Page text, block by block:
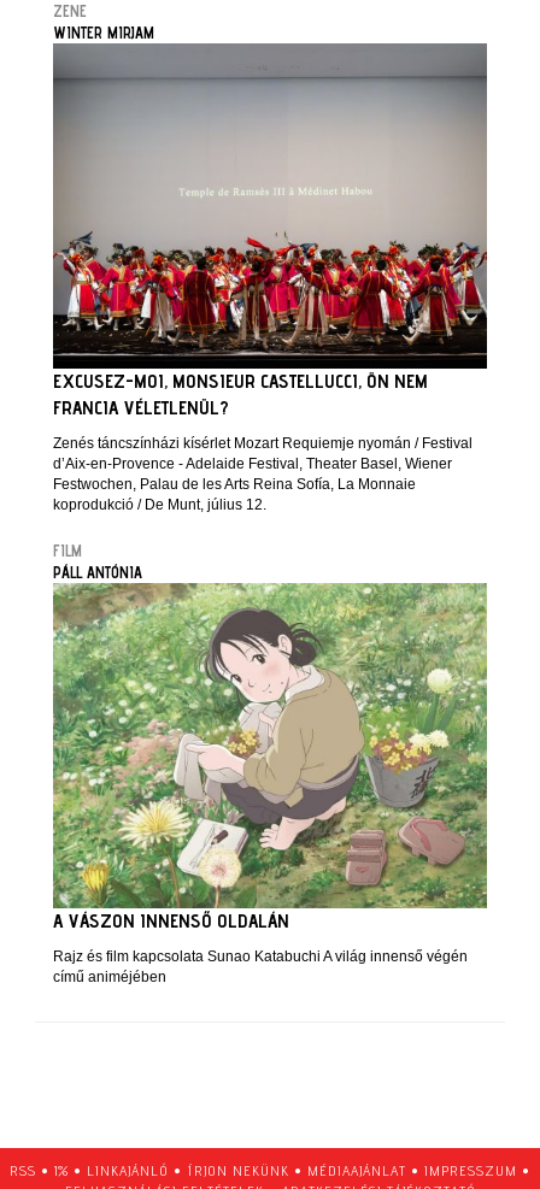
ZENE
WINTER MIRJAM
EXCUSEZ-MOI, MONSIEUR CASTELLUCCI, ÖN NEM
FRANCIA VÉLETLENÜL?
Zenés táncszínházi kísérlet Mozart Requiemje nyomán / Festival
d’Aix-en-Provence - Adelaide Festival, Theater Basel, Wiener
Festwochen, Palau de les Arts Reina Sofía, La Monnaie
koprodukció / De Munt, július 12.
FILM
PÁLL ANTÓNIA
A VÁSZON INNENSŐ OLDALÁN
Rajz és film kapcsolata Sunao Katabuchi A világ innenső végén
című animéjében
RSS • 1% • LINKAJÁNLÓ • ÍRJON NEKÜNK • MÉDIAAJÁNLAT • IMPRESSZUM •